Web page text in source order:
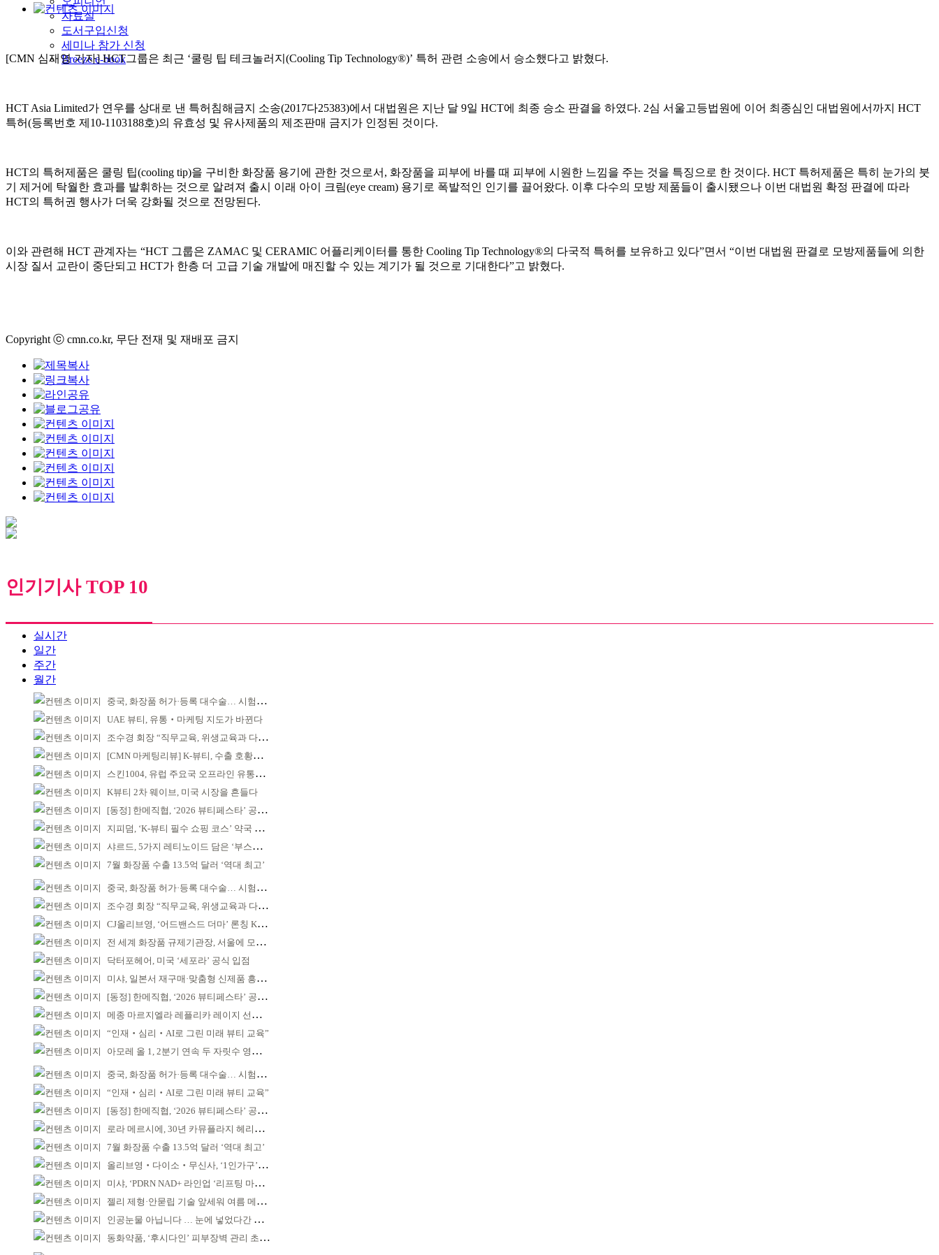
자료실
도서구입신청
세미나 참가 신청
Breeze e-book
[CMN 심재영 기자] HCT그룹은 최근 ‘쿨링 팁 테크놀러지(Cooling Tip Technology®)’ 특허 관련 소송에서 승소했다고 밝혔다.
HCT Asia Limited가 연우를 상대로 낸 특허침해금지 소송(2017다25383)에서 대법원은 지난 달 9일 HCT에 최종 승소 판결을 하였다. 2심 서울고등법원에 이어 최종심인 대법원에서까지 HCT
특허(등록번호 제10-1103188호)의 유효성 및 유사제품의 제조판매 금지가 인정된 것이다.
HCT의 특허제품은 쿨링 팁(cooling tip)을 구비한 화장품 용기에 관한 것으로서, 화장품을 피부에 바를 때 피부에 시원한 느낌을 주는 것을 특징으로 한 것이다. HCT 특허제품은 특히 눈가의 붓
기 제거에 탁월한 효과를 발휘하는 것으로 알려져 출시 이래 아이 크림(eye cream) 용기로 폭발적인 인기를 끌어왔다. 이후 다수의 모방 제품들이 출시됐으나 이번 대법원 확정 판결에 따라
HCT의 특허권 행사가 더욱 강화될 것으로 전망된다.
이와 관련해 HCT 관계자는 “HCT 그룹은 ZAMAC 및 CERAMIC 어플리케이터를 통한 Cooling Tip Technology®의 다국적 특허를 보유하고 있다”면서 “이번 대법원 판결로 모방제품들에 의한
시장 질서 교란이 중단되고 HCT가 한층 더 고급 기술 개발에 매진할 수 있는 계기가 될 것으로 기대한다”고 밝혔다.
Copyright ⓒ cmn.co.kr, 무단 전재 및 재배포 금지
인기기사 TOP 10
실시간
일간
주간
월간
중국, 화장품 허가·등록 대수술… 시험자료 공용 허용
UAE 뷰티, 유통‧마케팅 지도가 바뀐다
조수경 회장 “직무교육, 위생교육과 다르다”
[CMN 마케팅리뷰] K-뷰티, 수출 호황이 본격적인 외연 확장 견인
스킨1004, 유럽 주요국 오프라인 유통망 확대
K뷰티 2차 웨이브, 미국 시장을 흔들다
[동정] 한메직협, ‘2026 뷰티페스타’ 공동 주최
지피덤, ‘K-뷰티 필수 쇼핑 코스’ 약국 공략
샤르드, 5가지 레티노이드 담은 ‘부스팅 세럼’ 출시
7월 화장품 수출 13.5억 달러 ‘역대 최고’
중국, 화장품 허가·등록 대수술… 시험자료 공용 허용
조수경 회장 “직무교육, 위생교육과 다르다”
CJ올리브영, ‘어드밴스드 더마’ 론칭 K더마 육성 박차
전 세계 화장품 규제기관장, 서울에 모인다
닥터포헤어, 미국 ‘세포라’ 공식 입점
미샤, 일본서 재구매·맞춤형 신제품 흥행 ‘쌍끌이’
[동정] 한메직협, ‘2026 뷰티페스타’ 공동 주최
메종 마르지엘라 레플리카 레이지 선데이 모닝 디퓨저
“인재‧심리‧AI로 그린 미래 뷰티 교육”
아모레 올 1, 2분기 연속 두 자릿수 영업이익률 기록
중국, 화장품 허가·등록 대수술… 시험자료 공용 허용
“인재‧심리‧AI로 그린 미래 뷰티 교육”
[동정] 한메직협, ‘2026 뷰티페스타’ 공동 주최
로라 메르시에, 30년 카뮤플라지 헤리티지 담아
7월 화장품 수출 13.5억 달러 ‘역대 최고’
올리브영‧다이소‧무신사, ‘1인가구’가 이끈다
미샤, ‘PDRN NAD+ 라인업 ‘리프팅 마스크’ 출시
젤리 제형·안묻립 기술 앞세워 여름 메이크업 시장 공략
인공눈물 아닙니다 … 눈에 넣었다간 각막 손상
동화약품, ‘후시다인’ 피부장벽 관리 초점 ‘리브랜딩’